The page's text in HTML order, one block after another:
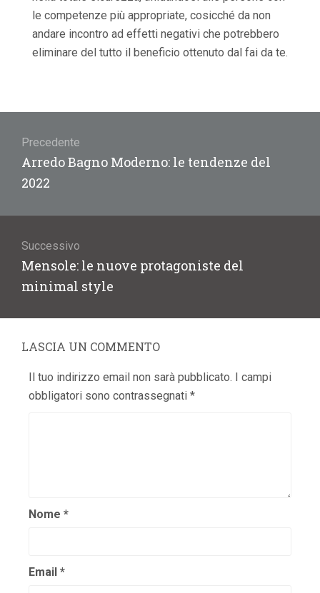
le competenze più appropriate, cosicché da non
andare incontro ad effetti negativi che potrebbero
eliminare del tutto il beneficio ottenuto dal fai da te.
articoli
Precedente
Articolo
precedente:
Arredo Bagno Moderno: le tendenze del
2022
Successivo
Articolo
successivo:
Mensole: le nuove protagoniste del
minimal style
LASCIA UN COMMENTO
Il tuo indirizzo email non sarà pubblicato. I campi
obbligatori sono contrassegnati *
Nome *
Email *